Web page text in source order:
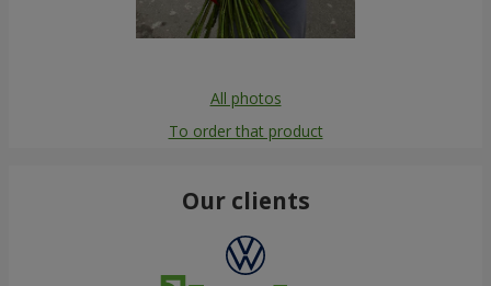
All photos
To order that product
Our clients